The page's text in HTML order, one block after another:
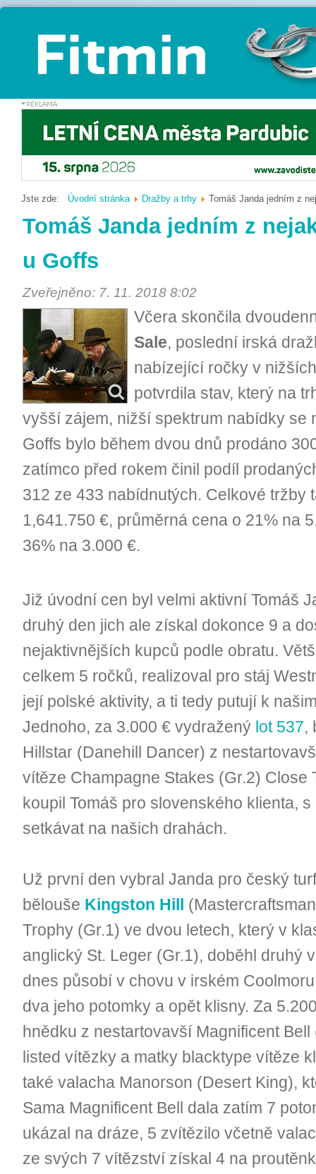
Jste zde: Úvodní stránka Dražby a trhy Tomáš Janda jedním z
Tomáš Janda jedním z
u Goffs
Zveřejněno: 7. 11. 2018 8:02
Včera skončila
Sale, poslední irská
nabízející ročky v
potvrdila stav, který na
vyšší zájem, nižší spektrum nabídky se
Goffs bylo během dvou dnů prodáno
zatímco před rokem činil podíl
312 ze 433 nabídnutých. Celkové tržby
1,641.750 €, průměrná cena o 21% na
36% na 3.000 €.
Již úvodní cen byl velmi aktivní Tomáš
druhý den jich ale získal dokonce 9 a
nejaktivnějších kupců podle obratu.
celkem 5 ročků, realizoval pro stáj
její polské aktivity, a ti tedy putují k
Jednoho, za 3.000 € vydražený lot 537,
Hillstar (Danehill Dancer) z
vítěze Champagne Stakes (Gr.2) Close
koupil Tomáš pro slovenského klienta,
setkávat na našich drahách.
Už první den vybral Janda pro český
bělouše Kingston Hill
Trophy (Gr.1) ve dvou letech, který v
anglický St. Leger (Gr.1), doběhl druhý
dnes působí v chovu v irském
dva jeho potomky a opět klisny. Za
hnědku z nestartovavší Magnificent
listed vítězky a matky blacktype vítěze
také valacha Manorson (Desert King),
Sama Magnificent Bell dala zatím 7
ukázal na dráze, 5 zvítězilo včetně
ze svých 7 vítězství získal 4 na